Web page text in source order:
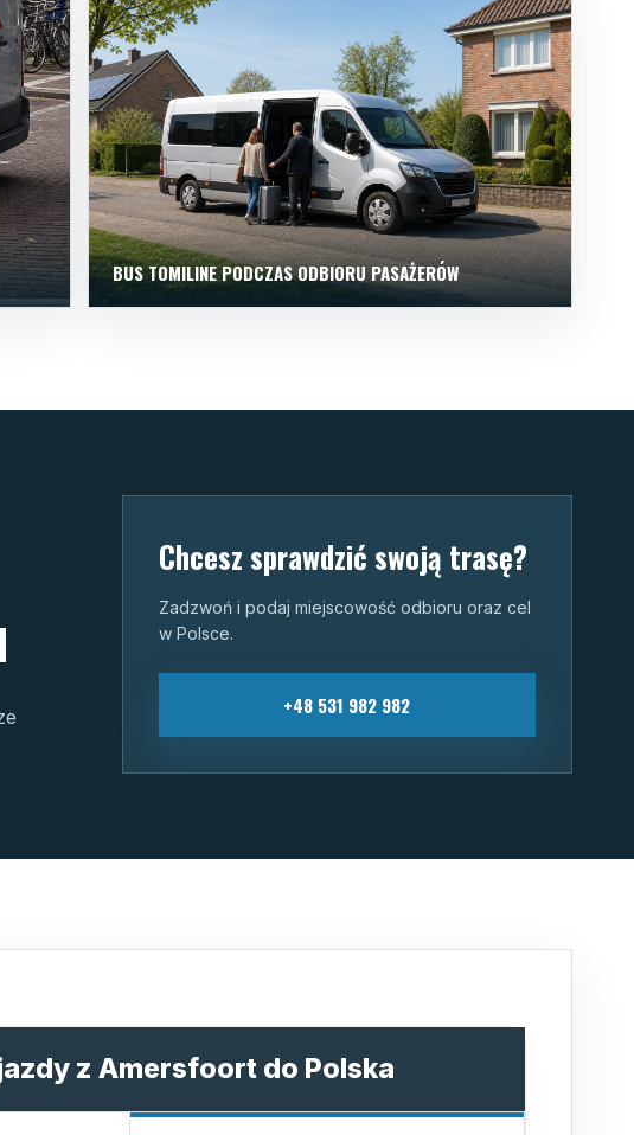
BUS TOMILINE PODCZAS ODBIORU PASAŻERÓW
Chcesz sprawdzić swoją trasę?
Zadzwoń i podaj miejscowość odbioru oraz cel
w Polsce.
+48 531 982 982
z Amersfoort do Polska